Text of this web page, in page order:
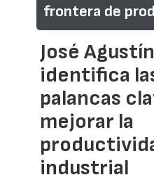
frontera de
José
identifica
palancas
mejorar la
industrial